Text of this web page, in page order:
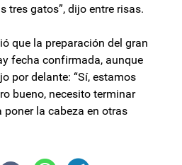
tres gatos”, dijo entre risas.
que la preparación del gran
fecha confirmada, aunque
por delante: “Sí, estamos
bueno, necesito terminar
poner la cabeza en otras